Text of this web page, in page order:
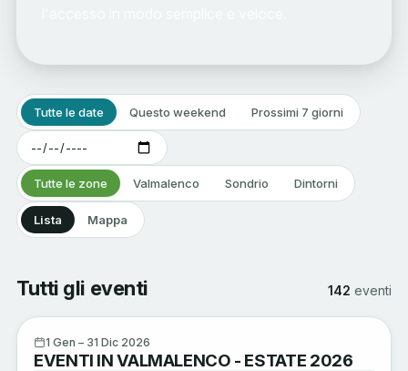
Tutte le date Questo weekend Prossimi 7 giorni
Tutte le zone Valmalenco Sondrio Dintorni
Lista Mappa
Tutti gli eventi 142 eventi
Arte e Cultura
GEN
1 Gen – 31 Dic 2026
EVENTI IN VALMALENCO - ESTATE 2026